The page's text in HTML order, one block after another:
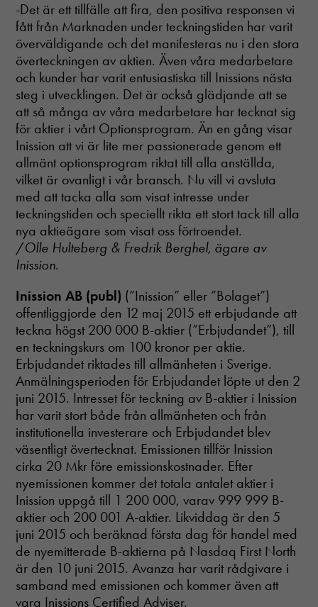
-Det är ett tillfälle att fira, den positiva responsen vi
fått från Marknaden under teckningstiden har varit
överväldigande och det manifesteras nu i den stora
överteckningen av aktien. Även våra medarbetare
och kunder har varit entusiastiska till Inissions nästa
steg i utvecklingen. Det är också glädjande att se
att så många av våra medarbetare har tecknat sig
för aktier i vårt Optionsprogram. Än en gång visar
Inission att vi är lite mer passionerade genom ett
allmänt optionsprogram riktat till alla anställda,
vilket är ovanligt i vår bransch. Nu vill vi avsluta
med att tacka alla som visat intresse under
teckningstiden och speciellt rikta ett stort tack till alla
nya aktieägare som visat oss förtroendet.
/Olle Hulteberg & Fredrik Berghel, ägare av
Inission.
Inission AB (publ) (”Inission” eller ”Bolaget”)
offentliggjorde den 12 maj 2015 ett erbjudande att
teckna högst 200 000 B-aktier (”Erbjudandet”), till
en teckningskurs om 100 kronor per aktie.
Erbjudandet riktades till allmänheten i Sverige.
Anmälningsperioden för Erbjudandet löpte ut den 2
juni 2015. Intresset för teckning av B-aktier i Inission
har varit stort både från allmänheten och från
institutionella investerare och Erbjudandet blev
väsentligt övertecknat. Emissionen tillför Inission
cirka 20 Mkr före emissionskostnader. Efter
nyemissionen kommer det totala antalet aktier i
Inission uppgå till 1 200 000, varav 999 999 B-
aktier och 200 001 A-aktier. Likviddag är den 5
juni 2015 och beräknad första dag för handel med
de nyemitterade B-aktierna på Nasdaq First North
är den 10 juni 2015. Avanza har varit rådgivare i
samband med emissionen och kommer även att
vara Inissions Certified Adviser.